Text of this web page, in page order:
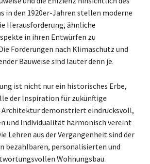
in den 1920er-Jahren stellen moderne
Herausforderung, ähnliche
in ihren Entwürfen zu
Forderungen nach Klimaschutz und
Bauweise sind lauter denn je.
ist nicht nur ein historisches Erbe,
der Inspiration für zukünftige
Architektur demonstriert eindrucksvoll,
und Individualität harmonisch vereint
Lehren aus der Vergangenheit sind der
bezahlbaren, personalisierten und
Wohnungsbau.